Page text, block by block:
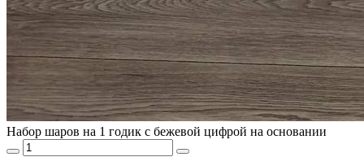
Набор шаров на 1 годик с бежевой цифрой на основании